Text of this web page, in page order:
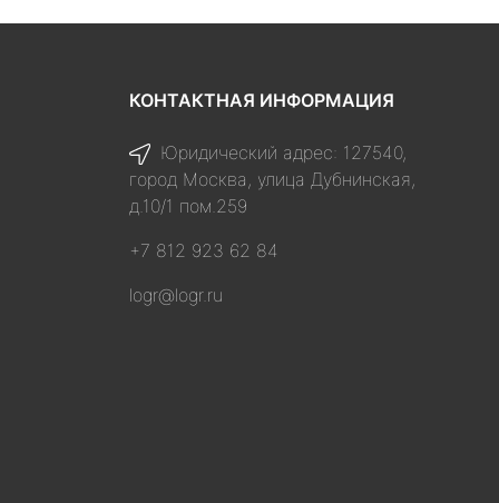
КОНТАКТНАЯ ИНФОРМАЦИЯ
Юридический адрес: 127540,
город Москва, улица Дубнинская,
д.10/1 пом.259
+7 812 923 62 84
logr@logr.ru